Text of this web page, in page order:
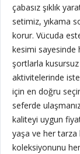
çabasız şıklık
setimiz, yıkama
korur. Vücuda
kesimi sayesinde
şortlarla
aktivitelerinde
için en doğru
seferde
kaliteyi uygun
yaşa ve her tarza
koleksiyonunu